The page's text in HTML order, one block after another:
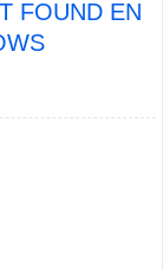
FOUND EN